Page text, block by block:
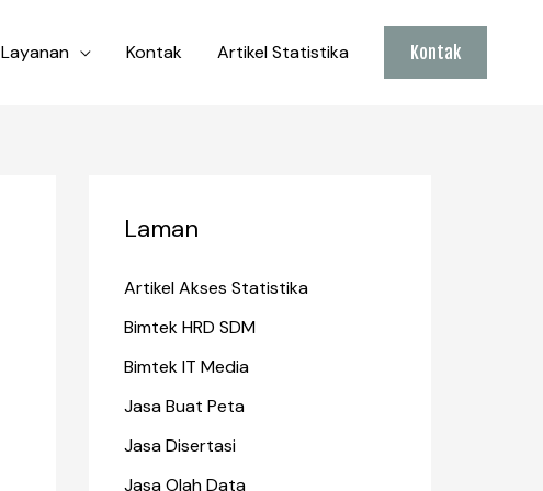
Layanan Kontak Artikel Statistika Kontak
Laman
Artikel Akses Statistika
Bimtek HRD SDM
Bimtek IT Media
Jasa Buat Peta
Jasa Disertasi
Jasa Olah Data